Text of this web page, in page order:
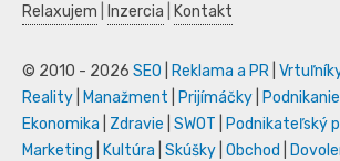
Relaxujem
Inzercia Kontakt
© 2010 - 2026 SEO Reklama a PR
Reality
Manažment Prijímáčky Podnikanie
Ekonomika
Zdravie SWOT Podnikateľský
Marketing
Kultúra Skúšky Obchod